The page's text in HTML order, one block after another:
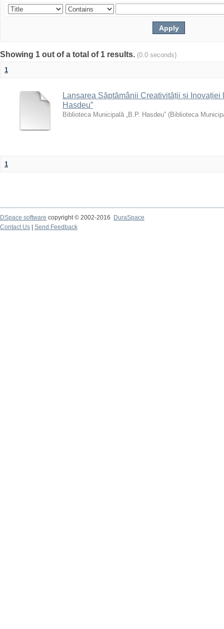
Showing 1 out of a total of 1 results. (0.0 seconds)
1
Lansarea Săptămânii Creativității și Inovației
Hasdeu”
Biblioteca Municipală „B.P. Hasdeu” (Biblioteca
1
DSpace software copyright © 2002-2016
DuraSpace
Contact Us
Send Feedback